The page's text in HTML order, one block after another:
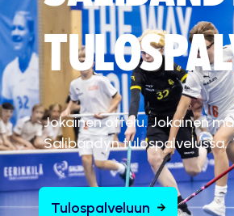
Jokainen ottelu. Jokainen
Salibandyn tulospalvelussa.
Tulospalveluun